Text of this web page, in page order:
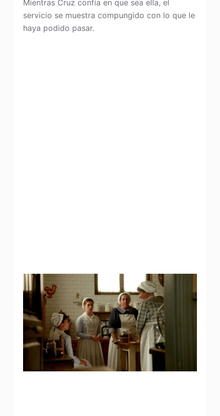
Mientras Cruz confía en que sea ella, el
servicio se muestra compungido con lo que le
haya podido pasar.